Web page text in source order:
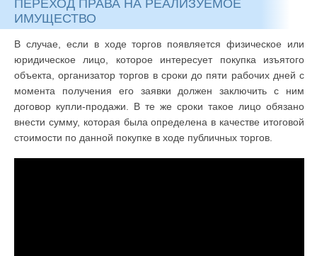
ПЕРЕХОД ПРАВА НА РЕАЛИЗУЕМОЕ
ИМУЩЕСТВО
В случае, если в ходе торгов появляется физическое или
юридическое лицо, которое интересует покупка изъятого
объекта, организатор торгов в сроки до пяти рабочих дней с
момента получения его заявки должен заключить с ним
договор купли-продажи. В те же сроки такое лицо обязано
внести сумму, которая была определена в качестве итоговой
стоимости по данной покупке в ходе публичных торгов.